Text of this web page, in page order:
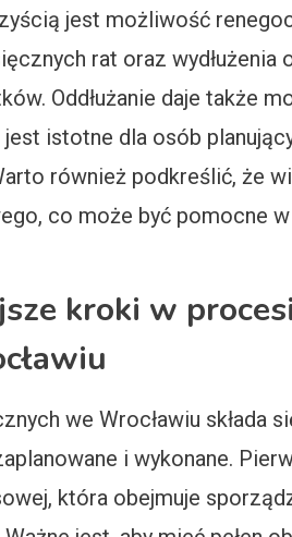
jest możliwość
rat oraz wydłużenia
Oddłużanie daje także
istotne dla osób
również podkreślić, że
co może być pomocne
kroki w
we Wrocławiu składa
i wykonane.
która obejmuje